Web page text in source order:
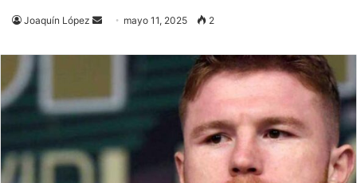
Joaquín López
Send
email
mayo 11, 2025 2